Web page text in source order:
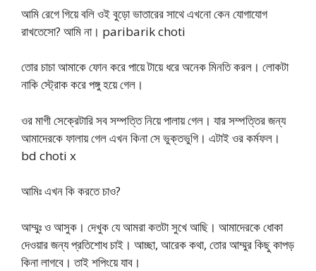
আমি রেগে গিয়ে বলি ওই বুড়ো ভাতারের সাথে এখনো কেন যোগাযোগ
রাখতেসো? আমি না। paribarik choti
তোর চাচা আমাকে ফোন করে পায়ে টায়ে ধরে অনেক মিনতি করল। লোকটা
নাকি স্ট্রোক করে পঙ্গু হয়ে গেল।
ওর মাগী সেক্রেটারি সব সম্পত্তি নিয়ে পালায় গেল। যার সম্পত্তির জন্য
আমাদেরকে ফালায় গেল এখন কিনা সে ভুক্তভুগি। এটাই ওর কর্মফল।
bd choti x
আমিঃ এখন কি করতে চাও?
আম্মুঃ ও আসুক। দেখুক যে আমরা কতটা সুখে আছি। আমাদেরকে ধোকা
দেওয়ার জন্য প্রতিশোধ চাই। আচ্ছা, আরেক কথা, তোর আম্মুর কিছু কাপড়
কিনা লাগবে। তাই শপিংয়ে যাব।